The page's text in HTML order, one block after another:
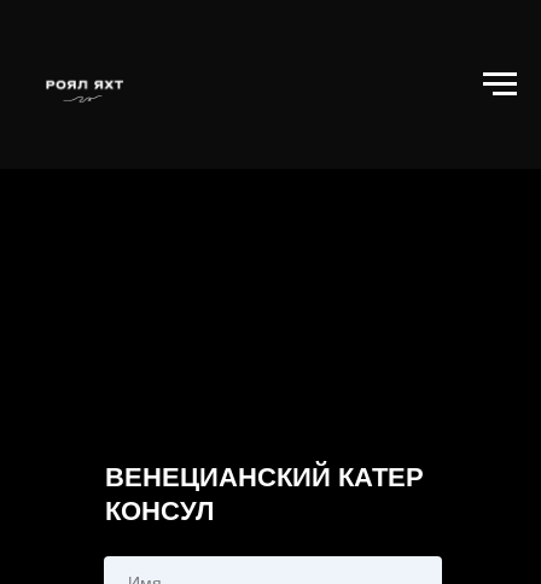
ВЕНЕЦИАНСКИЙ КАТЕР
КОНСУЛ